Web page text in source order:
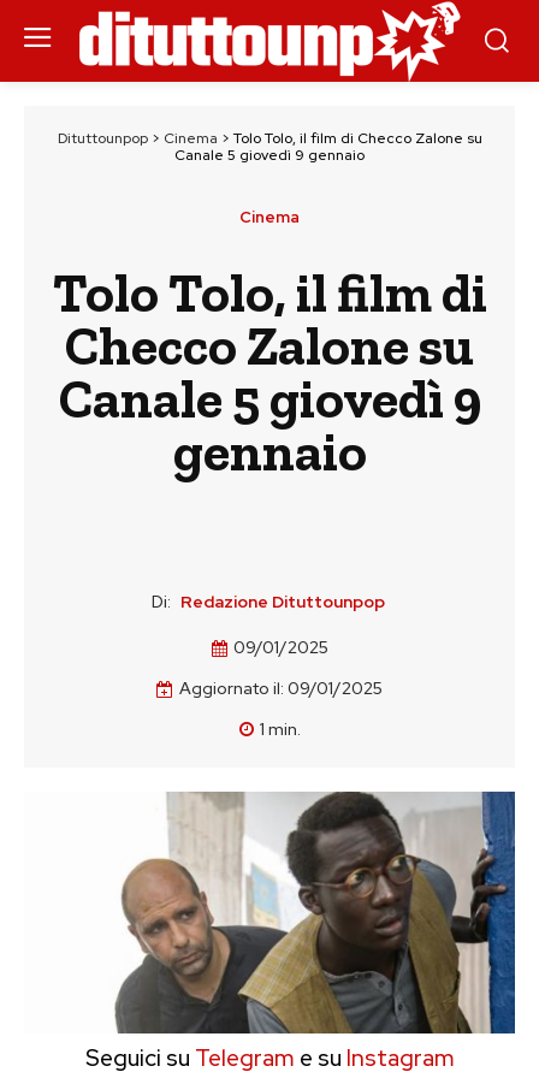
Dituttounpop> Cinema > Tolo Tolo, il film di Checco Zalone su
Canale 5 giovedì 9 gennaio
Cinema
Tolo Tolo, il film di
Checco Zalone su
Canale 5 giovedì 9
gennaio
Di: Redazione Dituttounpop
09/01/2025
Aggiornato il: 09/01/2025
1 min.
Seguici su Telegram e su Instagram